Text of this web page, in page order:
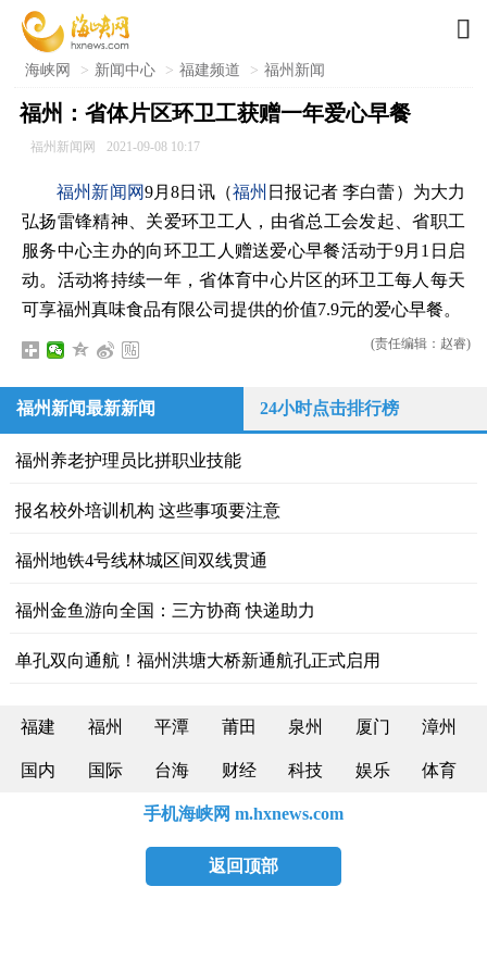

海峡网 > 新闻中心 > 福建频道 > 福州新闻
福州：省体片区环卫工获赠一年爱心早餐
福州新闻网 2021-09-08 10:17
福州新闻网9月8日讯（福州 日报记者 李白蕾）为大力
弘扬雷锋精神、关爱环卫工人，由省总工会发起、省职工
服务中心主办的向环卫工人赠送爱心早餐活动于9月1日启
动。活动将持续一年，省体育中心片区的环卫工每人每天
可享福州真味食品有限公司提供的价值7.9元的爱心早餐。
(责任编辑：赵睿)
福州新闻最新新闻 24小时点击排行榜
福州养老护理员比拼职业技能
报名校外培训机构 这些事项要注意
福州地铁4号线林城区间双线贯通
福州金鱼游向全国：三方协商 快递助力
单孔双向通航！福州洪塘大桥新通航孔正式启用
福建 福州 平潭 莆田 泉州 厦门 漳州
国内 国际 台海 财经 科技 娱乐 体育
手机海峡网 m.hxnews.com
返回顶部